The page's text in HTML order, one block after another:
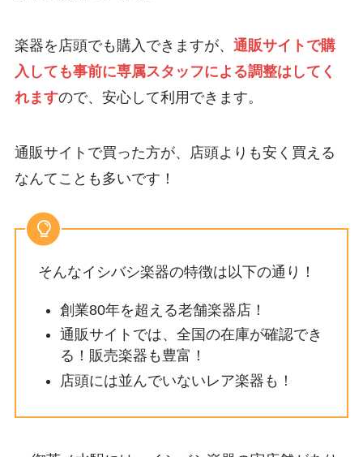
楽器を店頭でも購入できますが、 通販サイトで購
入しても事前に専属スタッフによる調整はしてく
れますので、安心して利用できます。
通販サイトで買った方が、店頭よりも安く買える
なんてことも多いです！
そんなイシバシ楽器の特徴は以下の通り！
創業80年を超える老舗楽器店！
通販サイトでは、全国の在庫が確認でき
る！販売楽器も豊富！
店頭には並んでいないレア楽器も！